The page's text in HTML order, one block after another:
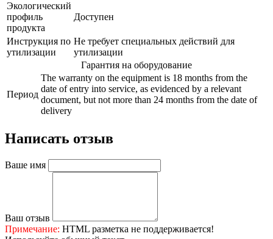
Экологический
профиль
продукта
Доступен
Инструкция по
утилизации
Не требует специальных действий для
утилизации
Гарантия на оборудование
Период
The warranty on the equipment is 18 months from the
date of entry into service, as evidenced by a relevant
document, but not more than 24 months from the date of
delivery
Написать отзыв
Ваше имя
Ваш отзыв
Примечание: HTML разметка не поддерживается!